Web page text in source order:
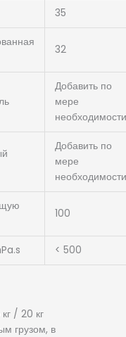
35
32
Добавить по
мере
Добавить по
мере
100
< 500
/ 20 кг
грузом, в